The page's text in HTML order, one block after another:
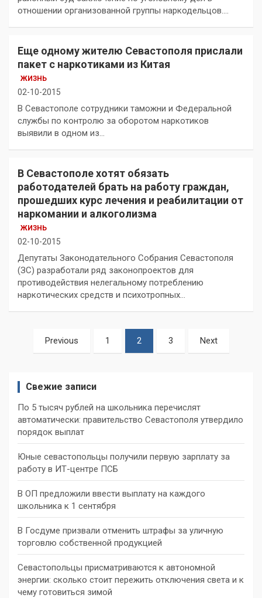
отношении организованной группы наркодельцов.…
Еще одному жителю Севастополя прислали
пакет с наркотиками из Китая
ЖИЗНЬ
02-10-2015
В Севастополе сотрудники таможни и Федеральной
службы по контролю за оборотом наркотиков
выявили в одном из…
В Севастополе хотят обязать
работодателей брать на работу граждан,
прошедших курс лечения и реабилитации от
наркомании и алкоголизма
ЖИЗНЬ
02-10-2015
Депутаты Законодательного Собрания Севастополя
(ЗС) разработали ряд законопроектов для
противодействия нелегальному потреблению
наркотических средств и психотропных…
Пагинация
записей
Previous 1 2 3 Next
Свежие записи
По 5 тысяч рублей на школьника перечислят
автоматически: правительство Севастополя утвердило
порядок выплат
Юные севастопольцы получили первую зарплату за
работу в ИТ-центре ПСБ
В ОП предложили ввести выплату на каждого
школьника к 1 сентября
В Госдуме призвали отменить штрафы за уличную
торговлю собственной продукцией
Севастопольцы присматриваются к автономной
энергии: сколько стоит пережить отключения света и к
чему готовиться зимой